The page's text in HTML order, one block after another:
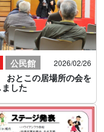
公民館 2026/02/26
とこの居場所の会を
した